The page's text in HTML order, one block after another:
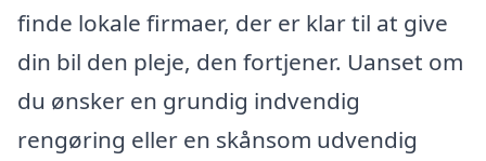
finde lokale firmaer, der er klar til at give
din bil den pleje, den fortjener. Uanset om
du ønsker en grundig indvendig
rengøring eller en skånsom udvendig